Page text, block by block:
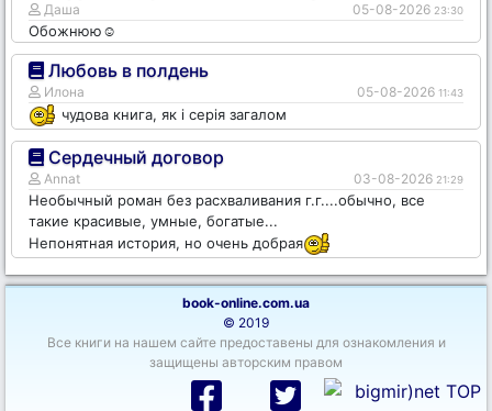
Даша 05-08-2026 23:30
Обожнюю☺️
Любовь в полдень
Илона 05-08-2026 11:43
чудова книга, як і серія загалом
Сердечный договор
Annat 03-08-2026 21:29
Необычный роман без расхваливания г.г....обычно, все
такие красивые, умные, богатые...
Непонятная история, но очень добрая
book-online.com.ua
© 2019
Все книги на нашем сайте предоставены для ознакомления и
защищены авторским правом